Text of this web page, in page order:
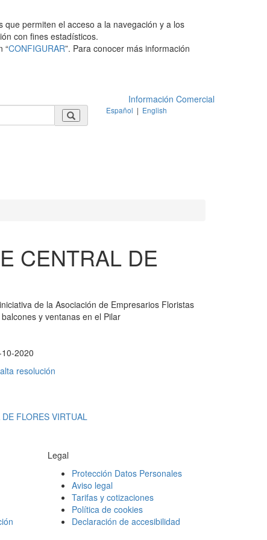
permiten el acceso a la navegación y a los
con fines estadísticos.
“CONFIGURAR”. Para conocer más información
Información Comercial
Español | English
CENTRAL DE
de la Asociación de Empresarios Floristas
y ventanas en el Pilar
2020
resolución
FLORES VIRTUAL
Legal
Protección Datos Personales
Aviso legal
Tarifas y cotizaciones
Política de cookies
Declaración de accesibilidad